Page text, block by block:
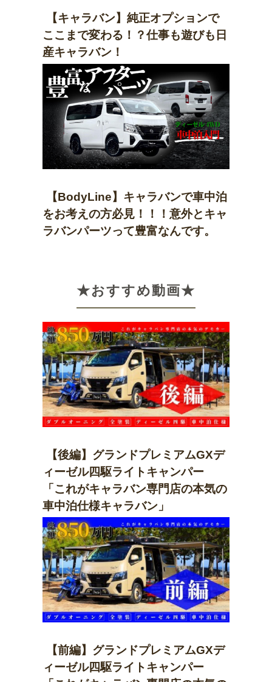
【キャラバン】純正オプションで
ここまで変わる！？仕事も遊びも日
産キャラバン！
【BodyLine】キャラバンで車中泊
をお考えの方必見！！！意外とキャ
ラバンパーツって豊富なんです。
★おすすめ動画★
【後編】グランドプレミアムGXデ
ィーゼル四駆ライトキャンパー
「これがキャラバン専門店の本気の
車中泊仕様キャラバン」
【前編】グランドプレミアムGXデ
ィーゼル四駆ライトキャンパー